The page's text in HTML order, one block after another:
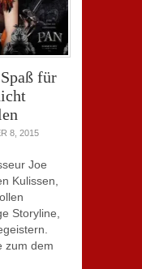
für
8, 2015
Joe
Kulissen,
Storyline,
zum dem